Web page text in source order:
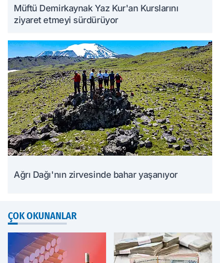
Müftü Demirkaynak Yaz Kur'an Kurslarını
ziyaret etmeyi sürdürüyor
Ağrı Dağı'nın zirvesinde bahar yaşanıyor
ÇOK OKUNANLAR